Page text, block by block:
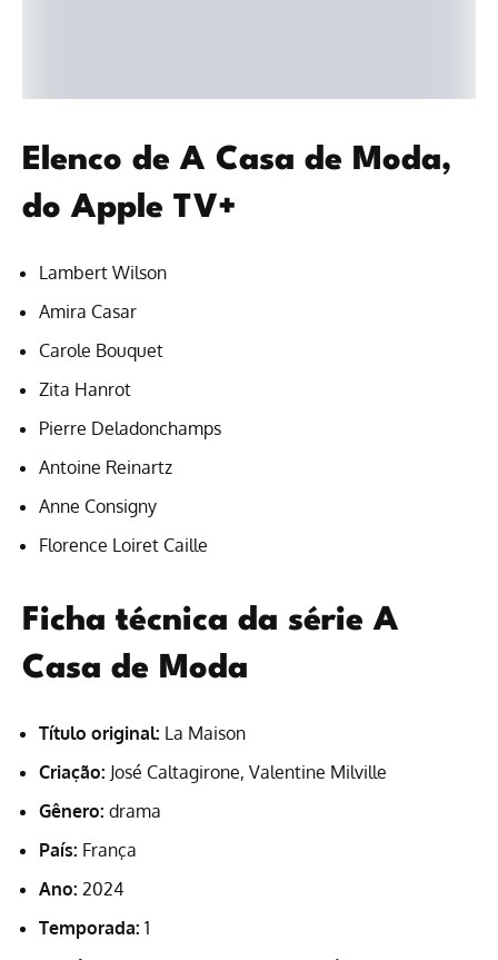
Elenco de A Casa de Moda,
do Apple TV+
Lambert Wilson
Amira Casar
Carole Bouquet
Zita Hanrot
Pierre Deladonchamps
Antoine Reinartz
Anne Consigny
Florence Loiret Caille
Ficha técnica da série A
Casa de Moda
Título original: La Maison
Criação: José Caltagirone, Valentine Milville
Gênero: drama
País: França
Ano: 2024
Temporada: 1